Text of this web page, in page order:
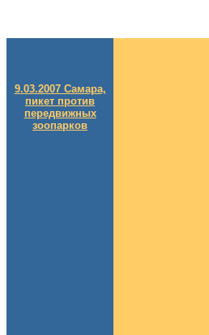
9.03.2007 Самара,
пикет против
передвижных
зоопарков